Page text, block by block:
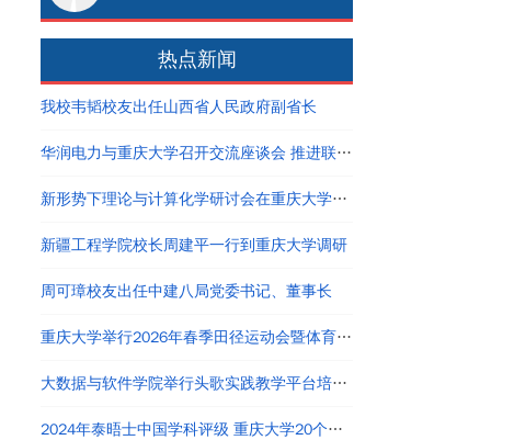
热点新闻
我校韦韬校友出任山西省人民政府副省长
华润电力与重庆大学召开交流座谈会 推进联合研究院建设
新形势下理论与计算化学研讨会在重庆大学举行
新疆工程学院校长周建平一行到重庆大学调研
周可璋校友出任中建八局党委书记、董事长
重庆大学举行2026年春季田径运动会暨体育文化节
大数据与软件学院举行头歌实践教学平台培训会
2024年泰晤士中国学科评级 重庆大学20个学科评为A类